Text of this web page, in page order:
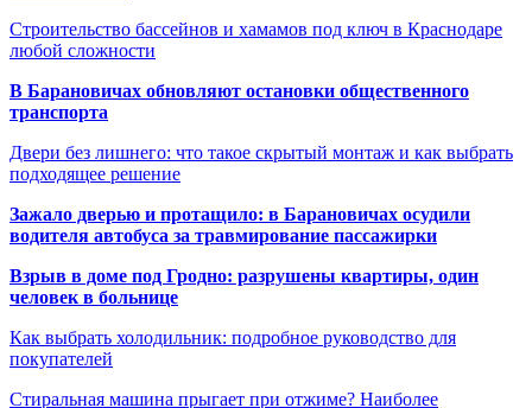
Строительство бассейнов и хамамов под ключ в Краснодаре
любой сложности
В Барановичах обновляют остановки общественного
транспорта
Двери без лишнего: что такое скрытый монтаж и как выбрать
подходящее решение
Зажало дверью и протащило: в Барановичах осудили
водителя автобуса за травмирование пассажирки
Взрыв в доме под Гродно: разрушены квартиры, один
человек в больнице
Как выбрать холодильник: подробное руководство для
покупателей
Стиральная машина прыгает при отжиме? Наиболее